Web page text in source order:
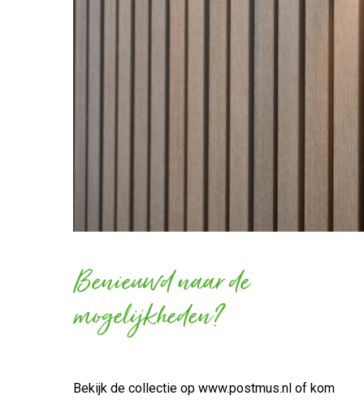
Benieuwd naar de
mogelijkheden?
Bekijk de collectie op www.postmus.nl of kom